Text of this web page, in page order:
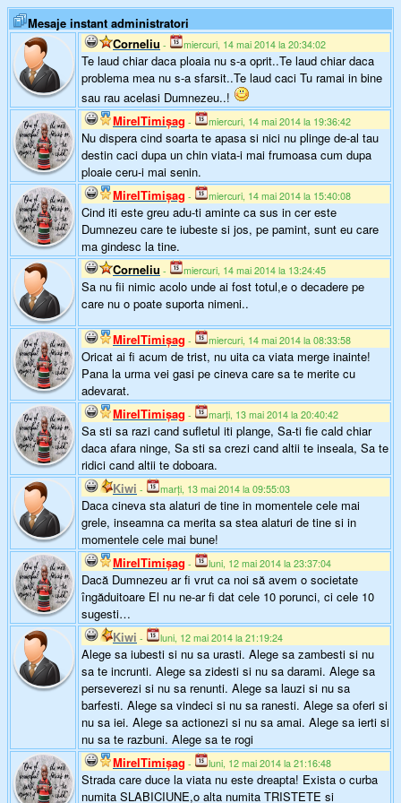
Mesaje instant administratori
Corneliu - miercuri, 14 mai 2014 la 20:34:02
Te laud chiar daca ploaia nu s-a oprit..Te laud chiar daca
problema mea nu s-a sfarsit..Te laud caci Tu ramai in bine
sau rau acelasi Dumnezeu..!
MirelTimişag - miercuri, 14 mai 2014 la 19:36:42
Nu dispera cind soarta te apasa si nici nu plinge de-al tau
destin caci dupa un chin viata-i mai frumoasa cum dupa
ploaie ceru-i mai senin.
MirelTimişag - miercuri, 14 mai 2014 la 15:40:08
Cind iti este greu adu-ti aminte ca sus in cer este
Dumnezeu care te iubeste si jos, pe pamint, sunt eu care
ma gindesc la tine.
Corneliu - miercuri, 14 mai 2014 la 13:24:45
Sa nu fii nimic acolo unde ai fost totul,e o decadere pe
care nu o poate suporta nimeni..
MirelTimişag - miercuri, 14 mai 2014 la 08:33:58
Oricat ai fi acum de trist, nu uita ca viata merge inainte!
Pana la urma vei gasi pe cineva care sa te merite cu
adevarat.
MirelTimişag - marți, 13 mai 2014 la 20:40:42
Sa sti sa razi cand sufletul iti plange, Sa-ti fie cald chiar
daca afara ninge, Sa sti sa crezi cand altii te inseala, Sa te
ridici cand altii te doboara.
Kiwi - marți, 13 mai 2014 la 09:55:03
Daca cineva sta alaturi de tine in momentele cele mai
grele, inseamna ca merita sa stea alaturi de tine si in
momentele cele mai bune!
MirelTimişag - luni, 12 mai 2014 la 23:37:04
Dacă Dumnezeu ar fi vrut ca noi să avem o societate
îngăduitoare El nu ne-ar fi dat cele 10 porunci, ci cele 10
sugesti…
Kiwi - luni, 12 mai 2014 la 21:19:24
Alege sa iubesti si nu sa urasti. Alege sa zambesti si nu
sa te incrunti. Alege sa zidesti si nu sa darami. Alege sa
perseverezi si nu sa renunti. Alege sa lauzi si nu sa
barfesti. Alege sa vindeci si nu sa ranesti. Alege sa oferi si
nu sa iei. Alege sa actionezi si nu sa amai. Alege sa ierti si
nu sa te razbuni. Alege sa te rogi
MirelTimişag - luni, 12 mai 2014 la 21:16:48
Strada care duce la viata nu este dreapta! Exista o curba
numita SLABICIUNE,o alta numita TRISTETE si